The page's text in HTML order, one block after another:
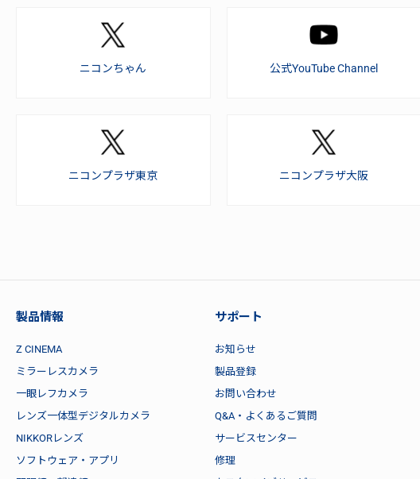
ニコンちゃん 公式YouTube Channel
ニコンプラザ東京 ニコンプラザ大阪
製品情報
Z CINEMA
ミラーレスカメラ
一眼レフカメラ
レンズ一体型デジタルカメラ
NIKKORレンズ
ソフトウェア・アプリ
サポート
お知らせ
製品登録
お問い合わせ
Q&A・よくあるご質問
サービスセンター
修理